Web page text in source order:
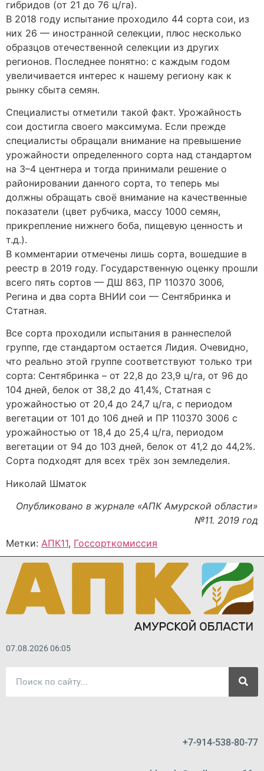
гибридов (от 21 до 76 ц/га).
В 2018 году испытание проходило 44 сорта сои, из
них 26 — иностранной селекции, плюс несколько
образцов отечественной селекции из других
регионов. Последнее понятно: с каждым годом
увеличивается интерес к нашему региону как к
рынку сбыта семян.
Специалисты отметили такой факт. Урожайность
сои достигла своего максимума. Если прежде
специалисты обращали внимание на превышение
урожайности определенного сорта над стандартом
на 3–4 центнера и тогда принимали решение о
районировании данного сорта, то теперь мы
должны обращать своё внимание на качественные
показатели (цвет рубчика, массу 1000 семян,
прикрепление нижнего боба, пищевую ценность и
т.д.).
В комментарии отмечены лишь сорта, вошедшие в
реестр в 2019 году. Государственную оценку прошли
всего пять сортов — ДШ 863, ПР 110370 3006,
Регина и два сорта ВНИИ сои — Сентябринка и
Статная.
Все сорта проходили испытания в раннеспелой
группе, где стандартом остается Лидия. Очевидно,
что реально этой группе соответствуют только три
сорта: Сентябринка – от 22,8 до 23,9 ц/га, от 96 до
104 дней, белок от 38,2 до 41,4%, Статная с
урожайностью от 20,4 до 24,7 ц/га, с периодом
вегетации от 101 до 106 дней и ПР 110370 3006 с
урожайностью от 18,4 до 25,4 ц/га, периодом
вегетации от 94 до 103 дней, белок от 41,2 до 44,2%.
Сорта подходят для всех трёх зон земледелия.
Николай Шматок
Опубликовано в журнале «АПК Амурской области»
№11. 2019 год
Метки: АПК11, Госсорткомиссия
07.08.2026 06:05
+7-914-538-80-77